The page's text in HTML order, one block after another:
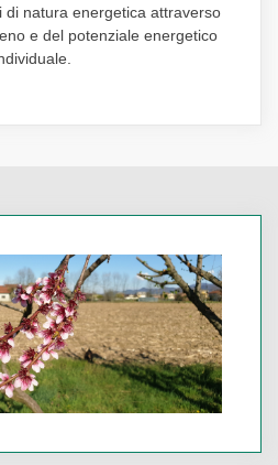
di natura energetica attraverso
e del potenziale energetico